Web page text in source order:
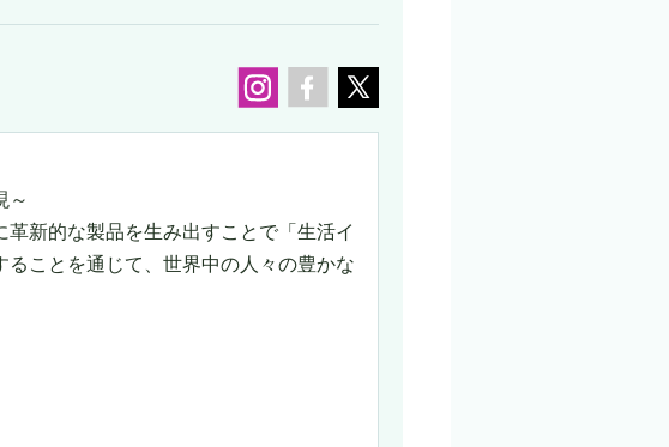
～
新的な製品を生み出すことで「生活イ
ことを通じて、世界中の人々の豊かな